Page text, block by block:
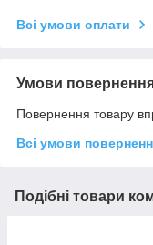
Всі умови оплати
Умови
Повернення товару
Всі умови
Подібні товари